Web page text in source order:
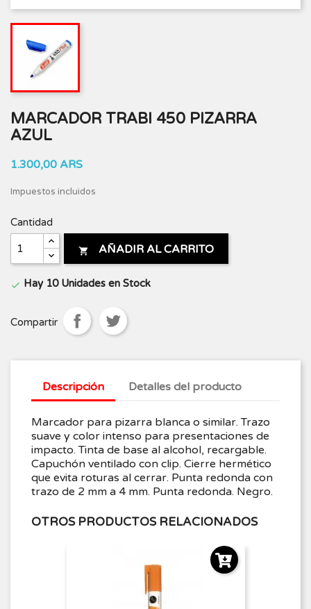
MARCADOR TRABI 450 PIZARRA
AZUL
1.300,00 ARS
Impuestos incluidos
Cantidad
 AÑADIR AL CARRITO
 Hay 10 Unidades en Stock
Compartir
Descripción Detalles del producto
Marcador para pizarra blanca o similar. Trazo
suave y color intenso para presentaciones de
impacto. Tinta de base al alcohol, recargable.
Capuchón ventilado con clip. Cierre hermético
que evita roturas al cerrar. Punta redonda con
trazo de 2 mm a 4 mm. Punta redonda. Negro.
OTROS PRODUCTOS RELACIONADOS